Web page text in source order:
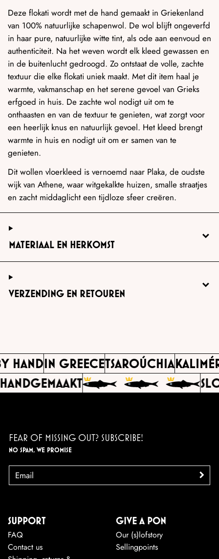
Deze flokati wordt met de hand gemaakt in Griekenland
van 100% natuurlijke schapenwol. De wol blijft ongeverfd
in haar pure, natuurlijke witte tint, als ode aan eenvoud en
authenticiteit. Na het weven wordt elk kleed gewassen en
in de buitenlucht gedroogd. Zo ontstaat de volle, zachte
textuur die elke flokati uniek maakt. Met dit item haal je
warmte, vakmanschap en het serene gevoel van Grieks
erfgoed in huis. De zachte wol nodigt uit om te
onthaasten en van de textuur te genieten, wat zorgt voor
een heerlijk knus en natuurlijk gevoel. Het kleed brengt
warmte in huis en nodigt uit om er samen van te
genieten.
Dit wollen vloerkleed is vernoemd naar Plaka, de oudste
wijk van Athene, waar witgekalkte huizen, smalle straatjes
en zacht middaglicht een tijdloze sfeer creëren.
MATERIAAL EN HERKOMST
VERZENDING EN RETOUREN
HANDIN GREECETSAROÚCHIA
FEAR OF MISSING OUT? SUBSCRIBE!
NO SPAM, WE PROMISE
EMAIL >
SUPPORT
FAQ
Contact us
GIVE A PON
Our (s)lofstory
Sellingpoints